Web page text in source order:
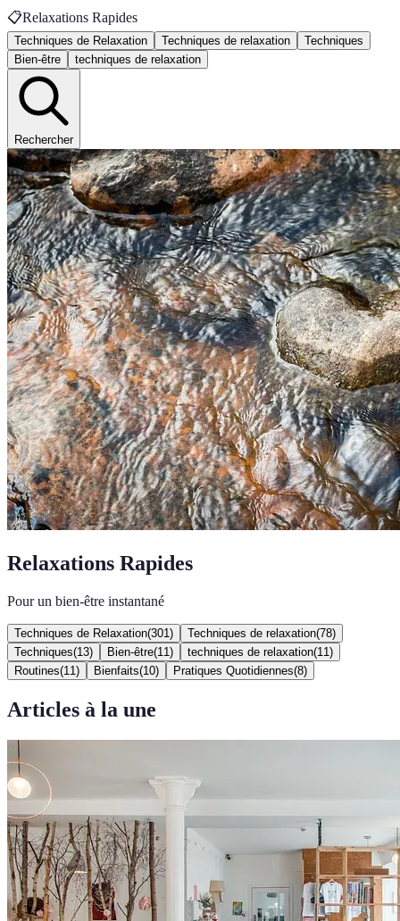
📋Relaxations Rapides
Techniques de Relaxation Techniques de relaxation
Techniques
Bien-être
techniques de relaxation
Rechercher
Relaxations Rapides
Pour un bien-être instantané
Techniques de Relaxation(301 ) Techniques de relaxation(78)
Techniques(13) Bien-être(11 ) techniques de relaxation(11 )
Routines(11 ) Bienfaits(10) Pratiques Quotidiennes(8)
Articles à la une